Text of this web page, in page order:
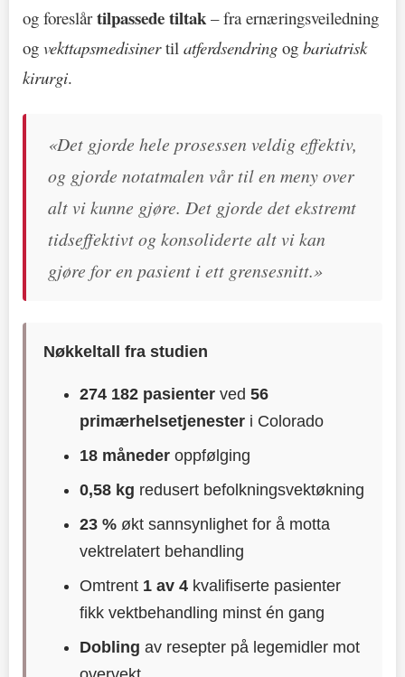
og foreslårtilpassede tiltak– fra ernæringsveiledning
og vekttapsmedisinertil atferdsendring og bariatrisk
kirurgi.
«Det gjorde hele prosessen veldig effektiv,
og gjorde notatmalen vår til en meny over
alt vi kunne gjøre. Det gjorde det ekstremt
tidseffektivt og konsoliderte alt vi kan
gjøre for en pasient i ett grensesnitt.»
Nøkkeltall fra studien
274 182 pasienter ved56
primærhelsetjenester i Colorado
18 måneder oppfølging
0,58 kg redusert befolkningsvektøkning
23 % økt sannsynlighet for å motta
vektrelatert behandling
Omtrent 1 av 4 kvalifiserte pasienter
fikk vektbehandling minst én gang
Dobling av resepter på legemidler mot